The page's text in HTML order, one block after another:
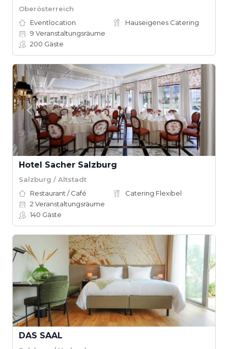
Oberösterreich
Eventlocation
Hauseigenes Catering
9 Veranstaltungsräume
200 Gäste
Hotel Sacher Salzburg
Salzburg / Altstadt
Restaurant / Café
Catering Flexibel
2 Veranstaltungsräume
140 Gäste
DAS SAAL